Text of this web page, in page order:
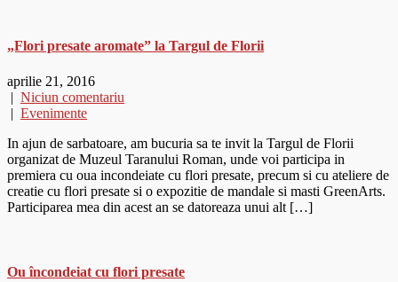
„Flori presate aromate” la Targul de Florii
aprilie 21, 2016
| Niciun comentariu
| Evenimente
In ajun de sarbatoare, am bucuria sa te invit la Targul de Florii
organizat de Muzeul Taranului Roman, unde voi participa in
premiera cu oua incondeiate cu flori presate, precum si cu ateliere de
creatie cu flori presate si o expozitie de mandale si masti GreenArts.
Participarea mea din acest an se datoreaza unui alt […]
Ou încondeiat cu flori presate